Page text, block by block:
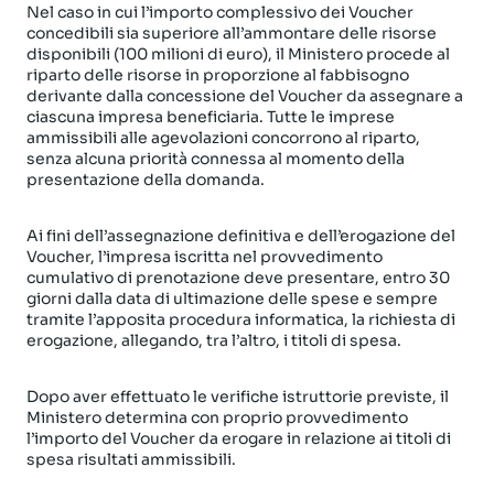
Nel caso in cui l’importo complessivo dei Voucher
concedibili sia superiore all’ammontare delle risorse
disponibili (100 milioni di euro), il Ministero procede al
riparto delle risorse in proporzione al fabbisogno
derivante dalla concessione del Voucher da assegnare a
ciascuna impresa beneficiaria. Tutte le imprese
ammissibili alle agevolazioni concorrono al riparto,
senza alcuna priorità connessa al momento della
presentazione della domanda.
Ai fini dell’assegnazione definitiva e dell’erogazione del
Voucher, l’impresa iscritta nel provvedimento
cumulativo di prenotazione deve presentare, entro 30
giorni dalla data di ultimazione delle spese e sempre
tramite l’apposita procedura informatica, la richiesta di
erogazione, allegando, tra l’altro, i titoli di spesa.
Dopo aver effettuato le verifiche istruttorie previste, il
Ministero determina con proprio provvedimento
l’importo del Voucher da erogare in relazione ai titoli di
spesa risultati ammissibili.